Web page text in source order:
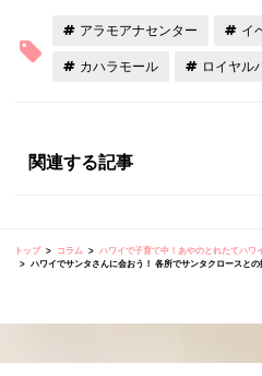
アラモアナセンター イ
カハラモール ロイヤル
関連する記事
トップ コラム
ハワイで子育て中！あやのとれたてハワ
ハワイでサンタさんに会おう！ 各所でサンタクロースと